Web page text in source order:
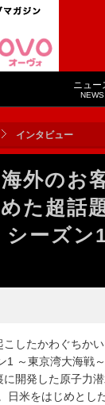
ニュー
NEWS
インタビュー
外のお
た超話
シーズ
したかわぐちか
1 ～東京湾大海戦
開発した原子力
日米をはじめと